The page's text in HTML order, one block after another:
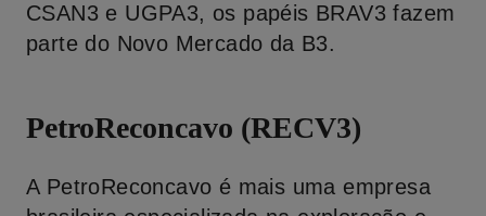
CSAN3 e UGPA3, os papéis BRAV3 fazem
parte do Novo Mercado da B3.
PetroReconcavo (RECV3)
A PetroReconcavo é mais uma empresa